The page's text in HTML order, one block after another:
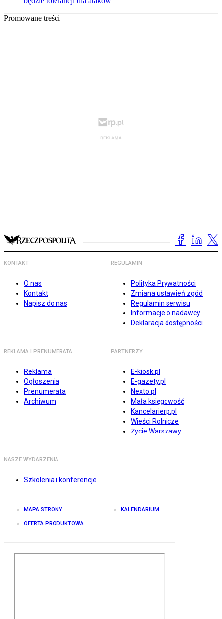
Promowane treści
KONTAKT
O nas
Kontakt
Napisz do nas
REGULAMIN
Polityka Prywatności
Zmiana ustawień zgód
Regulamin serwisu
Informacje o nadawcy
Deklaracja dostępności
REKLAMA I PRENUMERATA
Reklama
Ogłoszenia
Prenumerata
Archiwum
PARTNERZY
E-kiosk.pl
E-gazety.pl
Nexto.pl
Mała księgowość
Kancelarierp.pl
Wieści Rolnicze
Życie Warszawy
NASZE WYDARZENIA
Szkolenia i konferencje
MAPA STRONY KALENDARIUM
OFERTA PRODUKTOWA